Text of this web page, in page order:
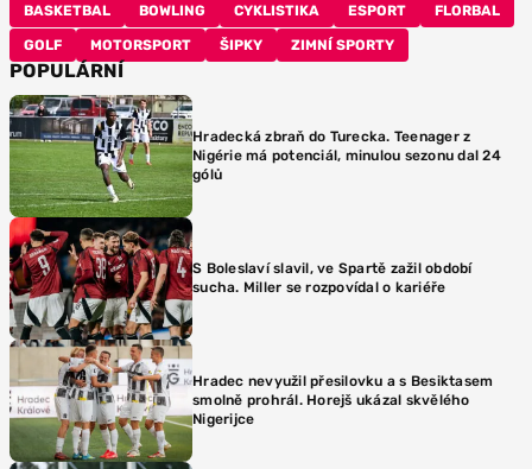
BASKETBAL BOWLING CYKLISTIKA ESPORT FLORBAL
GOLF MOTORSPORT ŠIPKY ZIMNÍ SPORTY
POPULÁRNÍ
Hradecká zbraň do Turecka. Teenager z
Nigérie má potenciál, minulou sezonu dal 24
gólů
S Boleslaví slavil, ve Spartě zažil období
sucha. Miller se rozpovídal o kariéře
Hradec nevyužil přesilovku a s Besiktasem
smolně prohrál. Horejš ukázal skvělého
Nigerijce